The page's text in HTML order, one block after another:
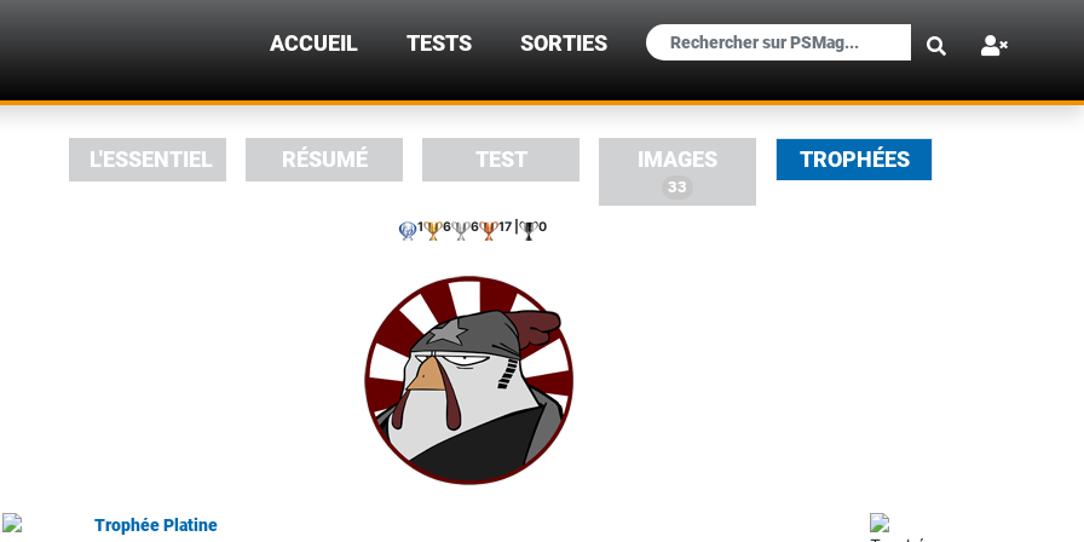
×
ACCUEIL TESTS SORTIES
L'ESSENTIEL RÉSUMÉ TEST IMAGES
33
TROPHÉES
1 6 6 17 | 0
Trophée Platine